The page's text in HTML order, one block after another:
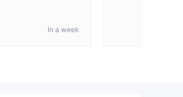
In a week